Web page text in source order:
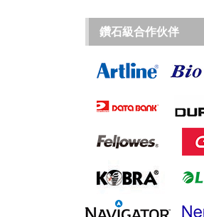
鑽石級合作伙伴